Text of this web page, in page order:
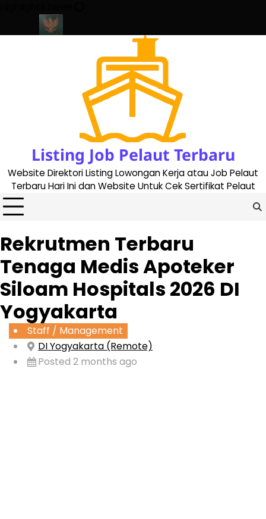
content
Listing Job Pelaut Terbaru
Website Direktori Listing Lowongan Kerja atau Job Pelaut
Terbaru Hari Ini dan Website Untuk Cek Sertifikat Pelaut
Rekrutmen Terbaru
Tenaga Medis Apoteker
Siloam Hospitals 2026 DI
Yogyakarta
Staff / Management
DI Yogyakarta (Remote)
Posted 2 months ago